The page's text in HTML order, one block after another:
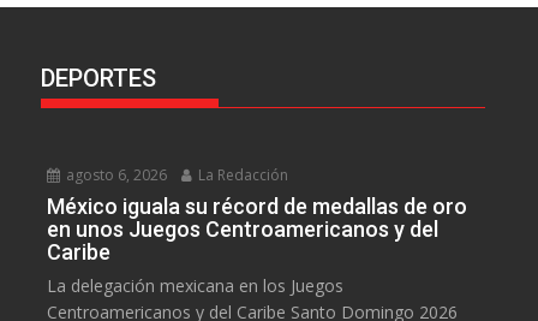
DEPORTES
agosto 6, 2026 La Redacción
México iguala su récord de medallas de oro
en unos Juegos Centroamericanos y del
Caribe
La delegación mexicana en los Juegos
Centroamericanos y del Caribe Santo Domingo 2026